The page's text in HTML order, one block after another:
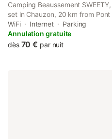
Camping Beaussement
set in Chauzon, 20 km from
Gorges, as well as 19 km from
WiFi Internet
Parking
Annulation gratuite
dès 70 € par nuit